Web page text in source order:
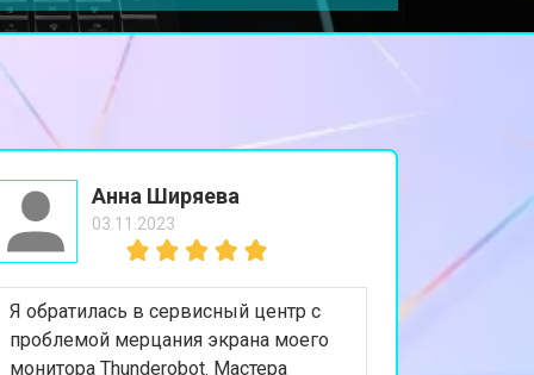
1200 ₽
2300 ₽ Заказать
2200 ₽ Заказать
Анна Ширяева
03.11.2023
Я обратилась в сервисный центр с
проблемой мерцания экрана моего
монитора Thunderobot. Мастера